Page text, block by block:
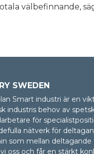
välbefinnande,
SWEDEN
Smart industri är en
industris behov av
för
nätverk för
som mellan delta­gan­de
oss och får en stärkt